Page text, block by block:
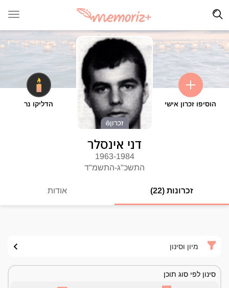
הוסיפו זכרון אישי
זכרון
הדליקו נר
דני אינסלר
1963-1984
התשכ"ג-התשמ"ד
זכרונות (22) אודות
מיון וסינון
סינון לפי סוג תוכן